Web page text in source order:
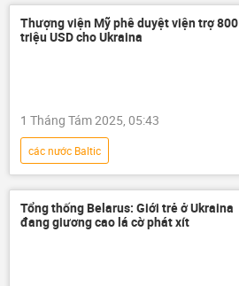
Vùng Baltic
Donald Trump
Estonia
Liên Hợp Quốc
Thượng viện Mỹ phê duyệt viện trợ 800
triệu USD cho Ukraina
1 Tháng Tám 2025, 05:43
các nước Baltic
Chiến dịch quân sự đặc biệt tại Ukraina
Ukraina
Nga
Hoa Kỳ
Thế giới
viện trợ
Tổng thống Belarus: Giới trẻ ở Ukraina
đang giương cao lá cờ phát xít